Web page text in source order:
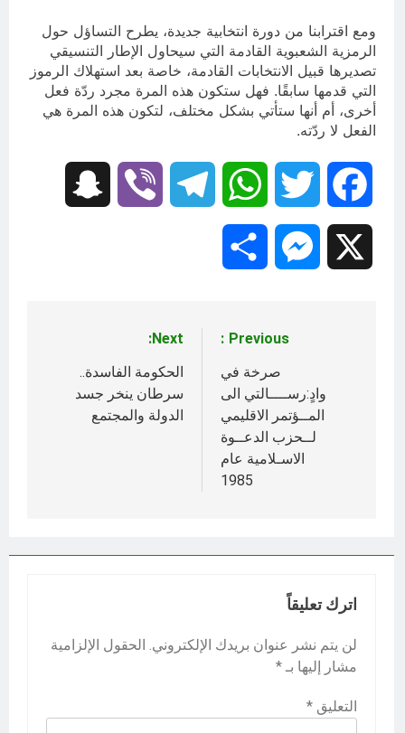
ومع اقترابنا من دورة انتخابية جديدة، يطرح التساؤل حول
الرمزية الشعبوية القادمة التي سيحاول الإطار التنسيقي
تصديرها قبيل الانتخابات القادمة، خاصة بعد استهلاك الرموز
التي قدمها سابقًا. فهل ستكون هذه المرة مجرد ردّة فعل
أخرى، أم أنها ستأتي بشكل مختلف، لتكون هذه المرة هي
الفعل لا ردّته.
Facebook
Twitter
WhatsApp
Telegram
Viber
Messenger
Previous:
صرخة في
وادٍ:رســــالتي الى
المــؤتمر الاقليمي
لــحزب الدعــوة
الاسـلامية عام
1985
Next:
الحكومة الفاسدة..
سرطان ينخر جسد
الدولة والمجتمع
اترك تعليقاً
لن يتم نشر عنوان بريدك الإلكتروني. الحقول الإلزامية
مشار إليها بـ *
التعليق *